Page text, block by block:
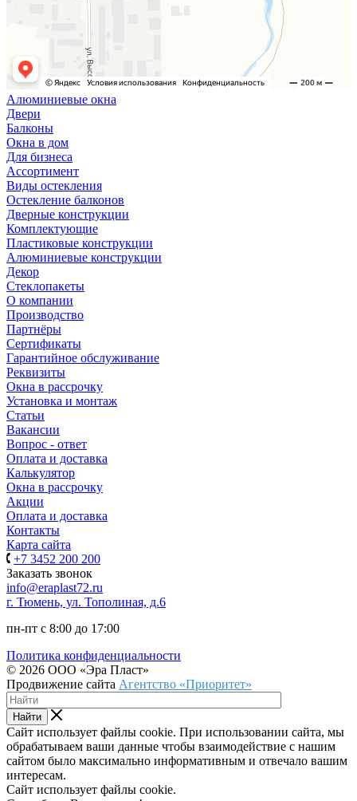
Алюминиевые окна
Двери
Балконы
Окна в дом
Для бизнеса
Ассортимент
Виды остекления
Остекление балконов
Дверные конструкции
Комплектующие
Пластиковые конструкции
Алюминиевые конструкции
Декор
Стеклопакеты
О компании
Производство
Партнёры
Сертификаты
Гарантийное обслуживание
Реквизиты
Окна в рассрочку
Установка и монтаж
Статьи
Вакансии
Вопрос - ответ
Оплата и доставка
Калькулятор
Окна в рассрочку
Акции
Оплата и доставка
Контакты
Карта сайта
+7 3452 200 200
Заказать звонок
info@eraplast72.ru
г. Тюмень, ул. Тополиная, д.6
пн-пт с 8:00 до 17:00
Политика конфиденциальности
© 2026 ООО «Эра Пласт»
Продвижение сайта Агентство «Приоритет»
Найти
Сайт использует файлы cookie. При использовании сайта, мы
обрабатываем ваши данные чтобы взаимодействие с нашим
сайтом было максимально информативным и отвечало вашим
интересам.
Сайт использует файлы cookie.